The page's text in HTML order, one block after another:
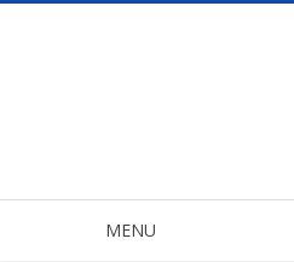
MENU